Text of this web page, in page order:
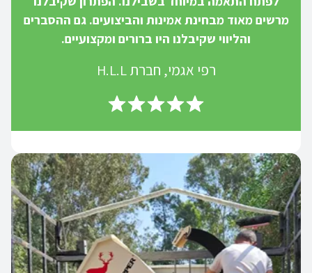
מרשים מאוד מבחינת אמינות והביצועים. גם ההסברים
והליווי שקיבלנו היו ברורים ומקצועיים.
רפי אגמי, חברת H.L.L